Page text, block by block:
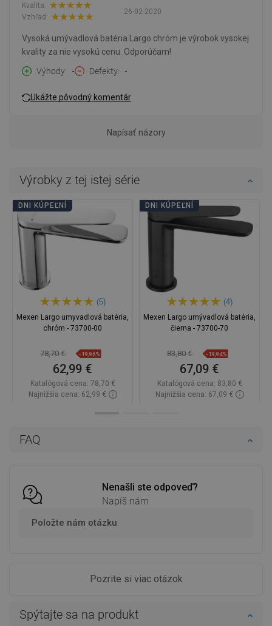
FAQ
Nenašli ste odpoveď?
Napíš nám
Položte nám otázku
Pozrite si viac otázok
26-02-2020
Kvalita:
Vzhľad:
Vysoká umývadlová batéria Largo chróm je výrobok vysokej
kvality za nie vysokú cenu. Odporúčam!
Výhody
- Defekty -
Ukážte pôvodný komentár
Napísať názory
Spýtajte sa na produkt
Výrobky z tej istej série
DNI KÚPEĽNÍ
(5)
Mexen Largo umyvadlová batéria,
chróm - 73700-00
78,70 € -19,96%
62,99 €
Katalógová cena: 78,70 €
Najnižšia cena: 62,99 €
DNI KÚPEĽNÍ
(4)
Mexen Largo umývadlová batéria,
čierna - 73700-70
83,80 € -19,94%
67,09 €
Katalógová cena: 83,80 €
Najnižšia cena: 67,09 €